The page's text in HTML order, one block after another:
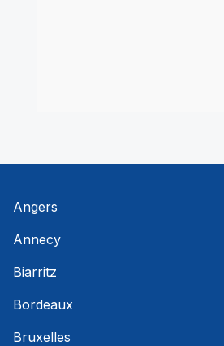
Angers
Annecy
Biarritz
Bordeaux
Bruxelles